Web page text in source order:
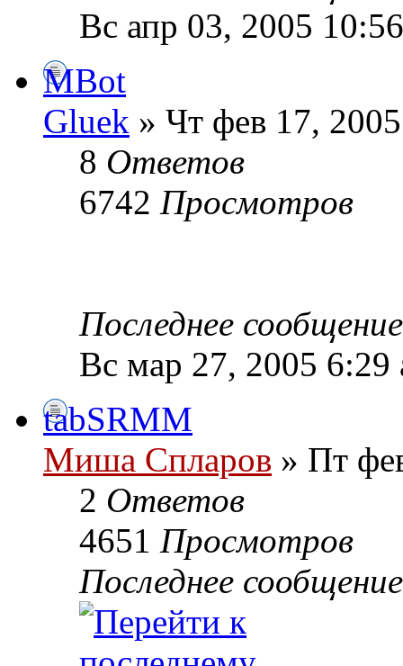
Вс апр 03, 2005
MBot
Gluek » Чт фев 17,
8 Ответов
6742 Просмотров
Последнее
Вс мар 27, 2005 6:29
tabSRMM
Миша Спларов » Пт
2 Ответов
4651 Просмотров
Последнее